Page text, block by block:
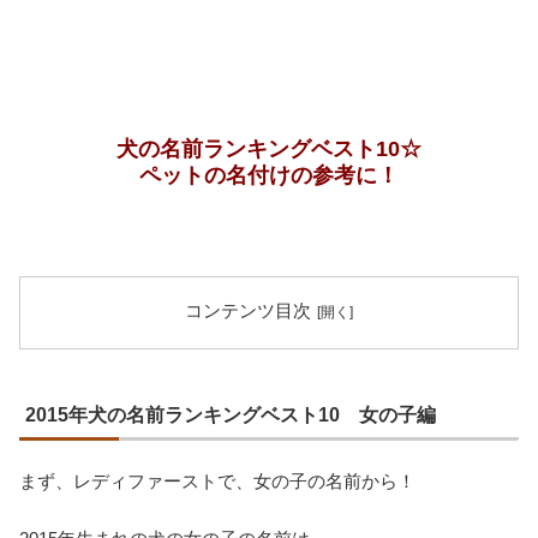
犬の名前ランキングベスト10☆
ペットの名付けの参考に！
コンテンツ目次
2015年犬の名前ランキングベスト10 女の子編
まず、レディファーストで、女の子の名前から！